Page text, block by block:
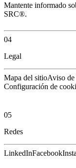
Mantente informado
SRC®.
04
Legal
Mapa del sitioAviso
Configuración de
05
Redes
LinkedInFacebook